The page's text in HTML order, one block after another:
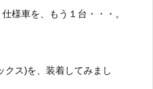
仕様車を、もう１台・・・。
クス)を、装着してみまし